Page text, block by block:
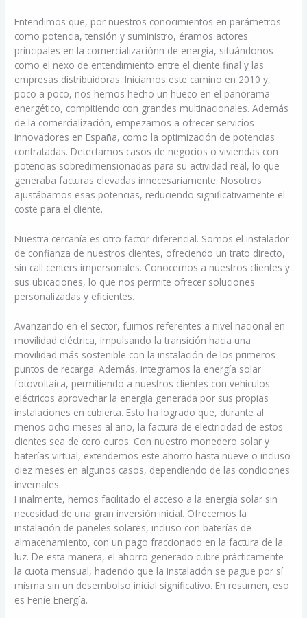
Entendimos que, por nuestros conocimientos en parámetros
como potencia, tensión y suministro, éramos actores
principales en la comercializaciónn de energía, situándonos
como el nexo de entendimiento entre el cliente final y las
empresas distribuidoras. Iniciamos este camino en 2010 y,
poco a poco, nos hemos hecho un hueco en el panorama
energético, compitiendo con grandes multinacionales. Además
de la comercialización, empezamos a ofrecer servicios
innovadores en España, como la optimización de potencias
contratadas. Detectamos casos de negocios o viviendas con
potencias sobredimensionadas para su actividad real, lo que
generaba facturas elevadas innecesariamente. Nosotros
ajustábamos esas potencias, reduciendo significativamente el
coste para el cliente.
Nuestra cercanía es otro factor diferencial. Somos el instalador
de confianza de nuestros clientes, ofreciendo un trato directo,
sin call centers impersonales. Conocemos a nuestros clientes y
sus ubicaciones, lo que nos permite ofrecer soluciones
personalizadas y eficientes.
Avanzando en el sector, fuimos referentes a nivel nacional en
movilidad eléctrica, impulsando la transición hacia una
movilidad más sostenible con la instalación de los primeros
puntos de recarga. Además, integramos la energía solar
fotovoltaica, permitiendo a nuestros clientes con vehículos
eléctricos aprovechar la energía generada por sus propias
instalaciones en cubierta. Esto ha logrado que, durante al
menos ocho meses al año, la factura de electricidad de estos
clientes sea de cero euros. Con nuestro monedero solar y
baterías virtual, extendemos este ahorro hasta nueve o incluso
diez meses en algunos casos, dependiendo de las condiciones
invernales.
Finalmente, hemos facilitado el acceso a la energía solar sin
necesidad de una gran inversión inicial. Ofrecemos la
instalación de paneles solares, incluso con baterías de
almacenamiento, con un pago fraccionado en la factura de la
luz. De esta manera, el ahorro generado cubre prácticamente
la cuota mensual, haciendo que la instalación se pague por sí
misma sin un desembolso inicial significativo. En resumen, eso
es Feníe Energía.